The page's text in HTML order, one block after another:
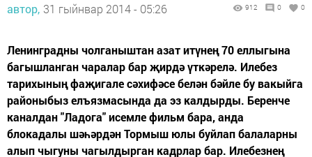
автор, 31 гыйнвар 2014 - 05:26 912 0 0
Ленинградны чолганыштан азат итүнең 70 еллыгына
багышланган чаралар бар җирдә үткәрелә. Илебез
тарихының фаҗигале сәхифәсе белән бәйле бу вакыйга
районыбыз елъязмасында да эз калдырды. Беренче
каналдан "Ладога" исемле фильм бара, анда
блокадалы шәһәрдән Тормыш юлы буйлап балаларны
алып чыгуны чагылдырган кадрлар бар. Илебезнең